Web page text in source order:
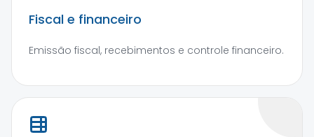
Fiscal e financeiro
Emissão fiscal, recebimentos e controle financeiro.